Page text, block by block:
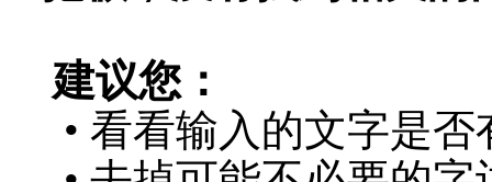
建议您：
• 看看输入的文字是否